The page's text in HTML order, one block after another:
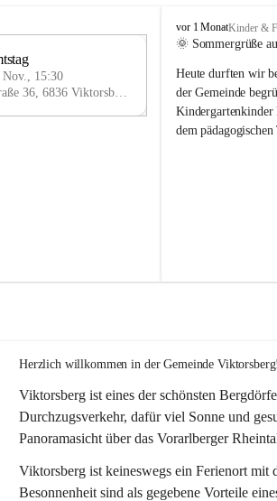
V
15:30
Hauptstraße 36, 6836 Viktorsberg, AUT
V
i
t
o
r
s
vor 1 MonatKinder &
🌞 Sommergrüße
Heute durften wir
der Gemeinde
Kindergartenkinder
dem
Herzlich willkommen in der Gemeinde Viktorsberg!
Viktorsberg ist eines der schönsten
Durchzugsverkehr, dafür viel Sonne und
Panoramasicht über das Vorarlberger
Viktorsberg ist keineswegs ein Ferienort
Besonnenheit sind als gegebene Vorteile